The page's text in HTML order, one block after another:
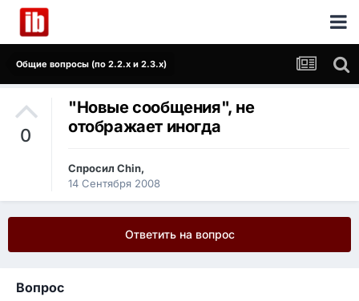
Общие вопросы (по 2.2.x и 2.3.x)
0
"Новые сообщения", не
отображает иногда
Спросил Chin,
14 Сентября 2008
Ответить на вопрос
Вопрос